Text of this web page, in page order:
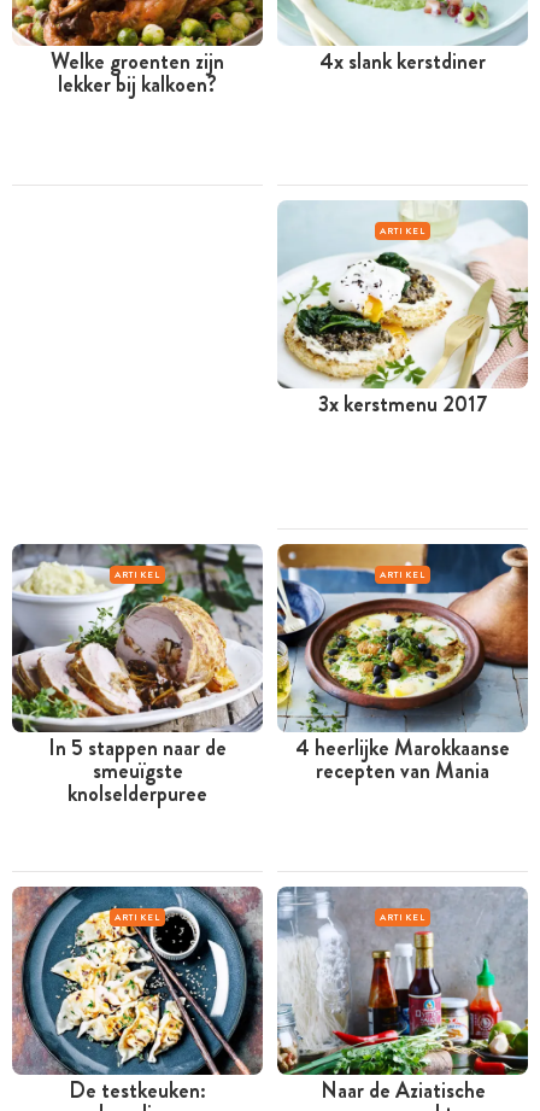
Welke groenten zijn
lekker bij kalkoen?
4x slank kerstdiner
ARTIKEL
3x kerstmenu 2017
ARTIKEL
In 5 stappen naar de
smeuïgste
knolselderpuree
ARTIKEL
4 heerlijke Marokkaanse
recepten van Mania
ARTIKEL
De testkeuken:
ARTIKEL
Naar de Aziatische